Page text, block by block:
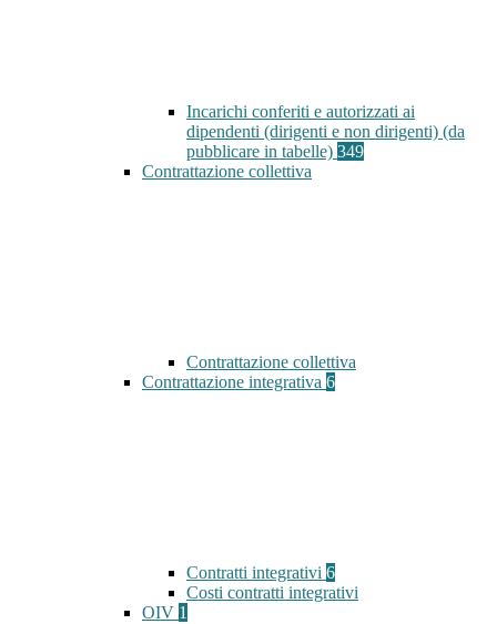
Incarichi conferiti e autorizzati ai
dipendenti (dirigenti e non dirigenti) (da
pubblicare in tabelle) 349
Contrattazione collettiva
Contrattazione collettiva
Contrattazione integrativa 6
Contratti integrativi 6
Costi contratti integrativi
OIV 1